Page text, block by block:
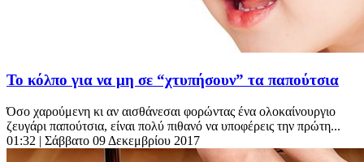
Το κόλπο για να μη σε “χτυπήσουν” τα παπούτσια
Όσο χαρούμενη κι αν αισθάνεσαι φορώντας ένα ολοκαίνουργιο
ζευγάρι παπούτσια, είναι πολύ πιθανό να υποφέρεις την πρώτη...
01:32 | Σάββατο 09 Δεκεμβρίου 2017